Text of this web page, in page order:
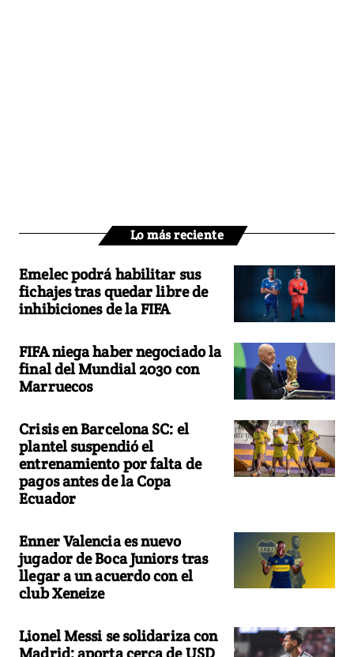
Lo más reciente
Emelec podrá habilitar sus
fichajes tras quedar libre de
inhibiciones de la FIFA
FIFA niega haber negociado la
final del Mundial 2030 con
Marruecos
Crisis en Barcelona SC: el
plantel suspendió el
entrenamiento por falta de
pagos antes de la Copa
Ecuador
Enner Valencia es nuevo
jugador de Boca Juniors tras
llegar a un acuerdo con el
club Xeneize
Lionel Messi se solidariza con
Madrid: aporta cerca de USD